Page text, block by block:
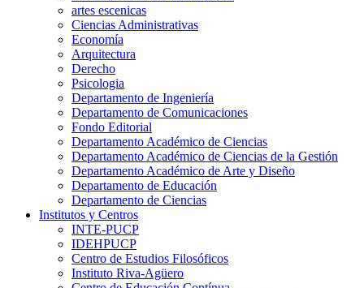
artes escenicas
Ciencias Administrativas
Economía
Arquitectura
Derecho
Psicologia
Departamento de Ingeniería
Departamento de Comunicaciones
Fondo Editorial
Departamento Académico de Ciencias
Departamento Académico de Ciencias de la Gestión
Departamento Académico de Arte y Diseño
Departamento de Educación
Departamento de Ciencias
Institutos y Centros
INTE-PUCP
IDEHPUCP
Centro de Estudios Filosóficos
Instituto Riva-Agüero